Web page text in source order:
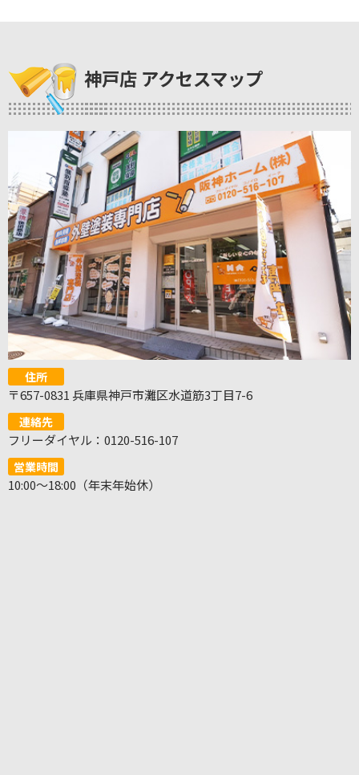
神戸店 アクセスマップ
住所
〒657-0831 兵庫県神戸市灘区水道筋3丁目7-6
連絡先
フリーダイヤル：0120-516-107
営業時間
10:00～18:00（年末年始休）